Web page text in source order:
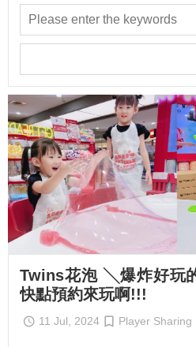
Twins花泡 ╲爆炸好玩
快點預約來玩啊!!!
11 Jul, 2024
Player Sharing